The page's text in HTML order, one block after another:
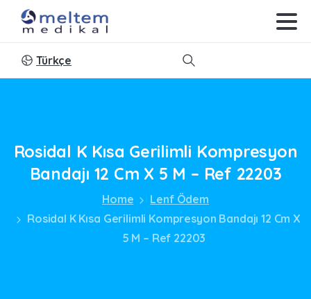
Türkçe
Search
Rosidal K Kısa Gerilimli Kompresyon
Bandajı 12 Cm X 5 M – Ref 22203
Home
Lenf Ödem
Rosidal K Kısa Gerilimli Kompresyon Bandajı 12 Cm X
5 M – Ref 22203